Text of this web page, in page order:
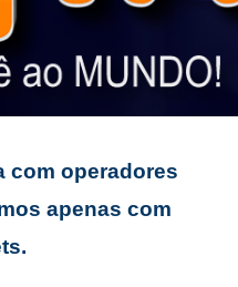
com operadores
apenas com